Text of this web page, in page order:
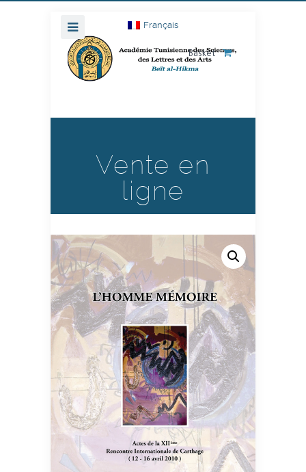
Français
Basket
Vente en
ligne